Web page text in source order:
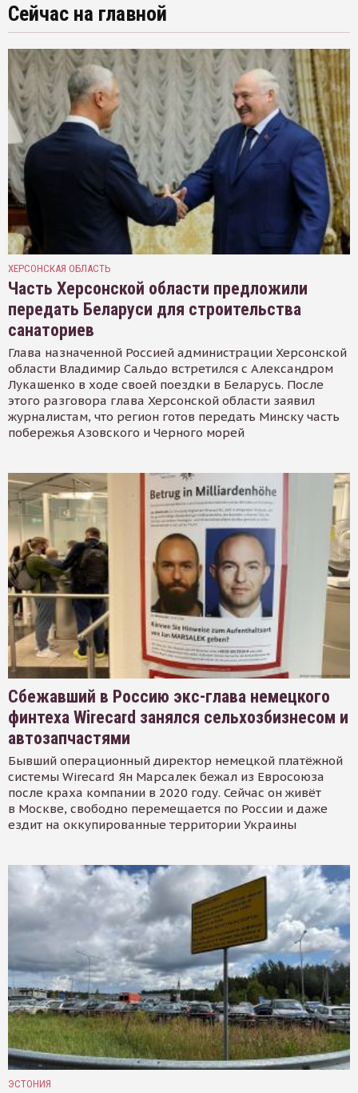
Сейчас на главной
ХЕРСОНСКАЯ ОБЛАСТЬ
Часть Херсонской области предложили
передать Беларуси для строительства
санаториев
Глава назначенной Россией администрации Херсонской
области Владимир Сальдо встретился с Александром
Лукашенко в ходе своей поездки в Беларусь. После
этого разговора глава Херсонской области заявил
журналистам, что регион готов передать Минску часть
побережья Азовского и Черного морей
Сбежавший в Россию экс-глава немецкого
финтеха Wirecard занялся сельхозбизнесом и
автозапчастями
Бывший операционный директор немецкой платёжной
системы Wirecard Ян Марсалек бежал из Евросоюза
после краха компании в 2020 году. Сейчас он живёт
в Москве, свободно перемещается по России и даже
ездит на оккупированные территории Украины
ЭСТОНИЯ